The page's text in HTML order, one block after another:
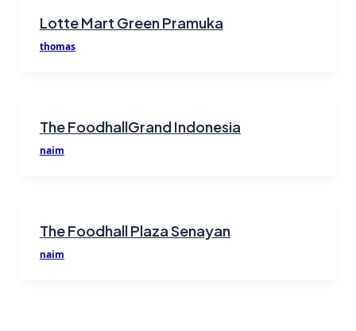
Lotte Mart Green Pramuka
thomas
The FoodhallGrand Indonesia
naim
The Foodhall Plaza Senayan
naim